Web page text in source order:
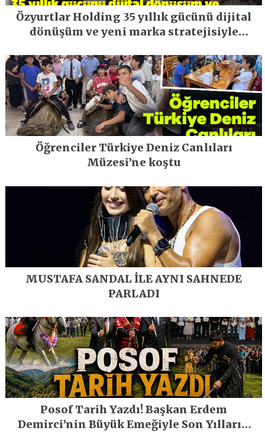
Özyurtlar Holding 35 yıllık gücünü dijital
dönüşüm ve yeni marka stratejisiyle
Öğrenciler Türkiye Deniz Canlıları
Müzesi’ne koştu
MUSTAFA SANDAL İLE AYNI SAHNEDE
PARLADI
Posof Tarih Yazdı! Başkan Erdem
Demirci’nin Büyük Emeğiyle Son Yılların